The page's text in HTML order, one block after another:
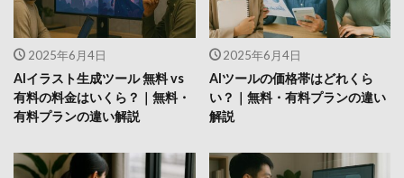
2025年6月4日
AIイラスト生成ツール 無料 vs
有料の料金はいくら？｜無料・
有料プランの違い解説
2025年6月4日
AIツールの価格帯はどれくら
い？｜無料・有料プランの違い
解説